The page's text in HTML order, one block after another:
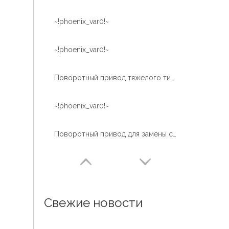
~!phoenix_var0!~
~!phoenix_var0!~
~!phoenix_var0!~
Свежие новости